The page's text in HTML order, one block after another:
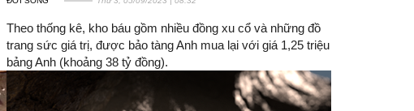
Theo thống kê, kho báu gồm nhiều đồng xu cổ và những đồ
trang sức giá trị, được bảo tàng Anh mua lại với giá 1,25 triệu
bảng Anh (khoảng 38 tỷ đồng).